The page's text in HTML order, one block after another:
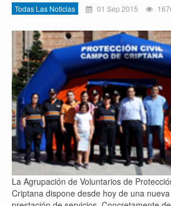
Todas Las Noticias 01 Sep 2015
La Agrupación de Voluntarios de
Criptana dispone desde hoy de una